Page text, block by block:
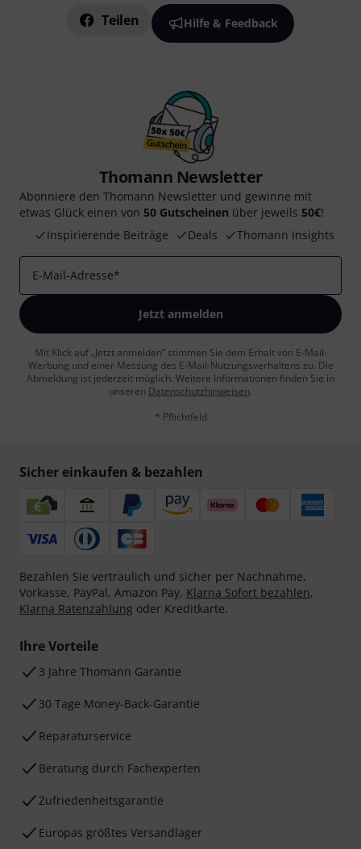
Teilen Hilfe & Feedback
Thomann Newsletter
Abonniere den Thomann Newsletter und gewinne mit
etwas Glück einen von 50 Gutscheinen über jeweils 50€!
Inspirierende Beiträge
Deals Thomann Insights
E-Mail-Adresse*
Jetzt anmelden
Mit Klick auf „Jetzt anmelden“ stimmen Sie dem Erhalt von E-Mail-
Werbung und einer Messung des E-Mail-Nutzungsverhaltens zu. Die
Abmeldung ist jederzeit möglich. Weitere Informationen finden Sie in
unseren Datenschutzhinweisen.
* Pflichtfeld
Sicher einkaufen & bezahlen
Bezahlen Sie vertraulich und sicher per Nachnahme,
Vorkasse, PayPal, Amazon Pay, Klarna Sofort bezahlen,
Klarna Ratenzahlung oder Kreditkarte.
Ihre Vorteile
3 Jahre Thomann Garantie
30 Tage Money-Back-Garantie
Reparaturservice
Beratung durch Fachexperten
Zufriedenheitsgarantie
Europas größtes Versandlager